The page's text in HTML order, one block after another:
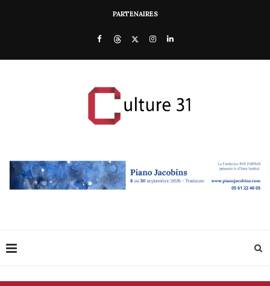
PARTENAIRES